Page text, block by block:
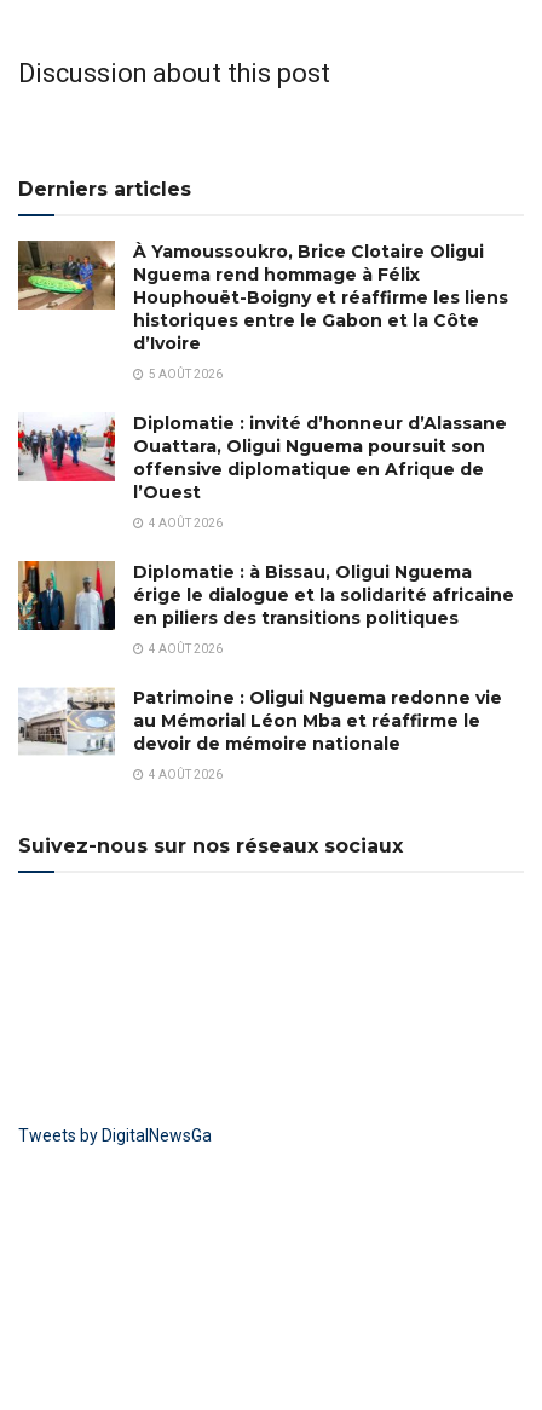
Discussion about this post
Derniers articles
À Yamoussoukro, Brice Clotaire Oligui
Nguema rend hommage à Félix
Houphouët-Boigny et réaffirme les liens
historiques entre le Gabon et la Côte
d’Ivoire
5 AOÛT 2026
Diplomatie : invité d’honneur d’Alassane
Ouattara, Oligui Nguema poursuit son
offensive diplomatique en Afrique de
l’Ouest
4 AOÛT 2026
Diplomatie : à Bissau, Oligui Nguema
érige le dialogue et la solidarité africaine
en piliers des transitions politiques
4 AOÛT 2026
Patrimoine : Oligui Nguema redonne vie
au Mémorial Léon Mba et réaffirme le
devoir de mémoire nationale
4 AOÛT 2026
Suivez-nous sur nos réseaux sociaux
Tweets by DigitalNewsGa